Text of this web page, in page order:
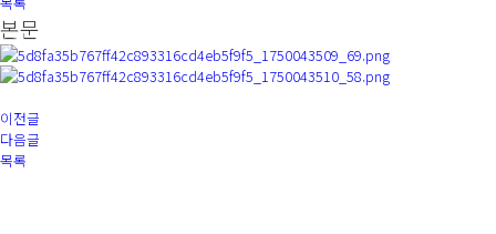
주보
본문
이전글
다음글
목록